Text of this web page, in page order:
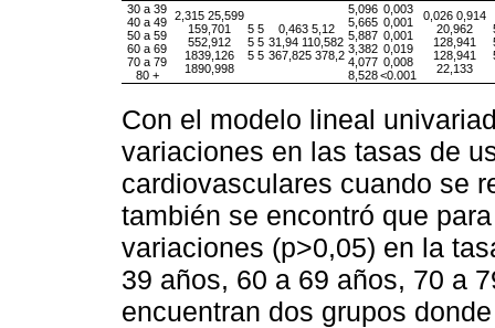
30 a 39
40 a 49
50 a 59
60 a 69
70 a 79
80 +
2,315 25,599
159,701
552,912
1839,126
1890,998
5 5
5 5
5 5
0,463 5,12
31,94 110,582
367,825 378,2
5,096
5,665
5,887
3,382
4,077
8,528
0,003
0,001
0,001
0,019
0,008
<0.001
0,026 0,914
20,962
128,941
128,941
22,133
Con el modelo lineal
variaciones en las tasas de
cardiovasculares cuando se
también se encontró que
variaciones (p>0,05) en la
39 años, 60 a 69 años, 70 a
encuentran dos grupos